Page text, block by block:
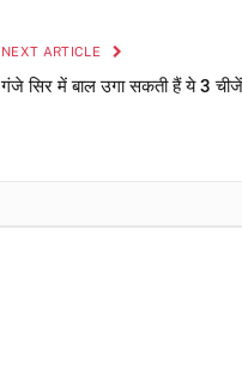
NEXT ARTICLE
गंजे सिर में बाल उगा सकती हैं ये 3